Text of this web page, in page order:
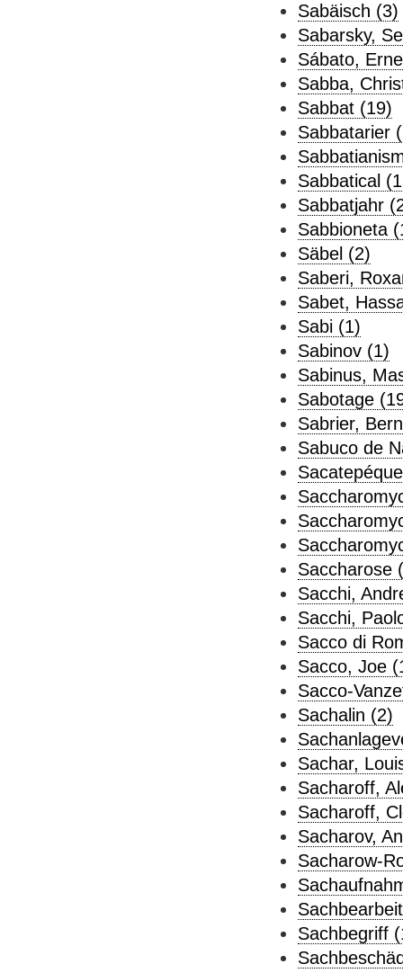
Sabäisch (3)
Sabarsky,
Sábato,
Sabba,
Sabbat (19)
Sabbatarier
Sabbatical
Sabbatjahr
Sabbioneta
Säbel (2)
Saberi,
Sabet,
Sabi (1)
Sabinov (1)
Sabinus,
Sabotage
Sabrier,
Sabuco de
Saccharose
Sacchi,
Sacchi,
Sacco di
Sacco, Joe
Sacco-
Sachalin (2)
Sachar,
Sacharoff,
Sacharoff,
Sacharov,
Sacharow-
Sachbegriff